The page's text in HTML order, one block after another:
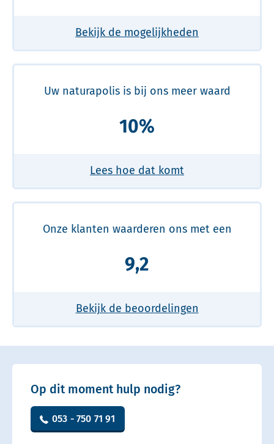
Bekijk de mogelijkheden
Uw naturapolis is bij ons meer waard
10%
Lees hoe dat komt
Onze klanten waarderen ons met een
9,2
Bekijk de beoordelingen
Op dit moment hulp nodig?
053 - 750 71 91